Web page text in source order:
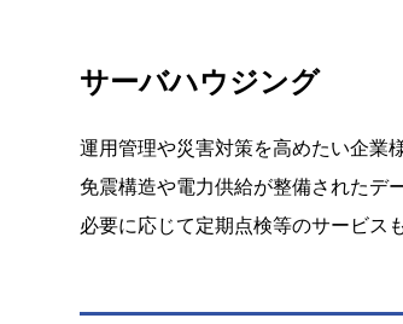
サーバハウジング
運用管理や災害対策を高めたい企業
免震構造や電力供給が整備されたデ
必要に応じて定期点検等のサービス